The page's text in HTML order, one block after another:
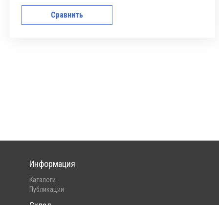
Сравнить
Информация
Каталоги
Публикации